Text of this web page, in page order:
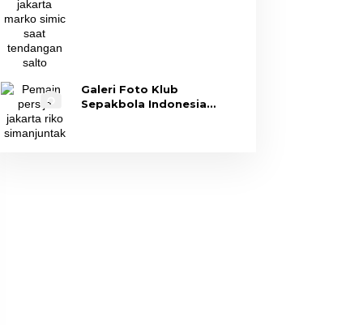
Galeri Foto Klub
Sepakbola Indonesia